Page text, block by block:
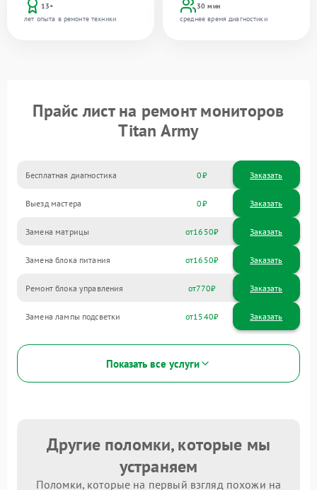
13+
лет опыта в ремонте техники
30 мин
среднее время диагностики
Прайс лист на ремонт мониторов
Titan Army
Бесплатная диагностика 0 Заказать
Выезд мастера 0 Заказать
Замена матрицы 1650
Замена блока питания 1650
Ремонт блока управления 770
Замена лампы подсветки 1540
Показать все услуги
Другие поломки, которые мы
устраняем
Поломки, которые на первый взгляд похожи на